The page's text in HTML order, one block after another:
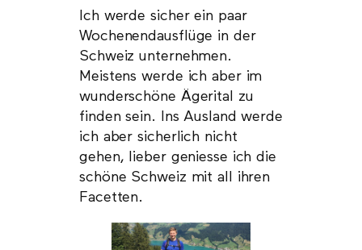
Ich werde sicher ein paar
Wochenendausflüge in der
Schweiz unternehmen.
Meistens werde ich aber im
wunderschöne Ägerital zu
finden sein. Ins Ausland werde
ich aber sicherlich nicht
gehen, lieber geniesse ich die
schöne Schweiz mit all ihren
Facetten.